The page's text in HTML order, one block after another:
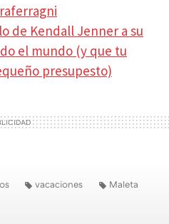
de Kendall Jenner a su
el mundo (y que tu
presupesto)
vacaciones Maleta